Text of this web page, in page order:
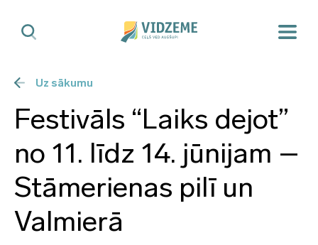
Uz sākumu
Festivāls “Laiks dejot”
no 11. līdz 14. jūnijam –
Stāmerienas pilī un
Valmierā